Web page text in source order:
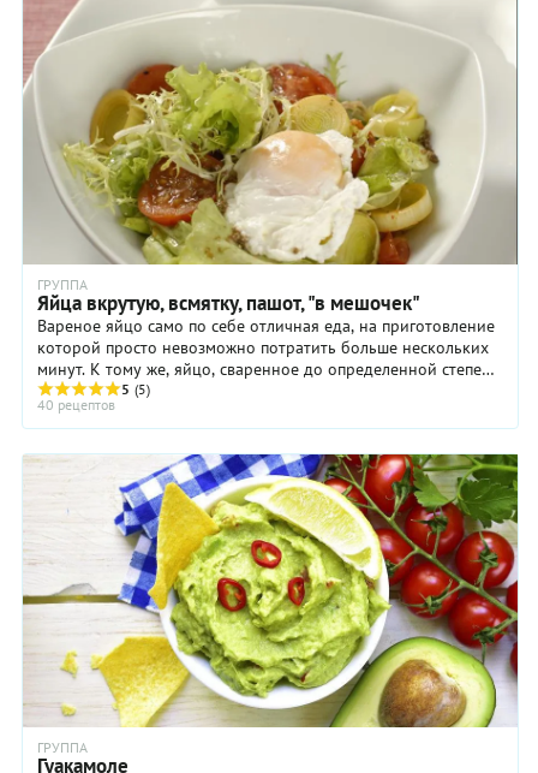
ГРУППА
Яйца вкрутую, всмятку, пашот, "в мешочек"
Вареное яйцо само по себе отличная еда, на приготовление
которой просто невозможно потратить больше нескольких
минут. К тому же, яйцо, сваренное до определенной степени
готовности, часто входит в ...
5 (5)
40 рецептов
ГРУППА
Гуакамоле